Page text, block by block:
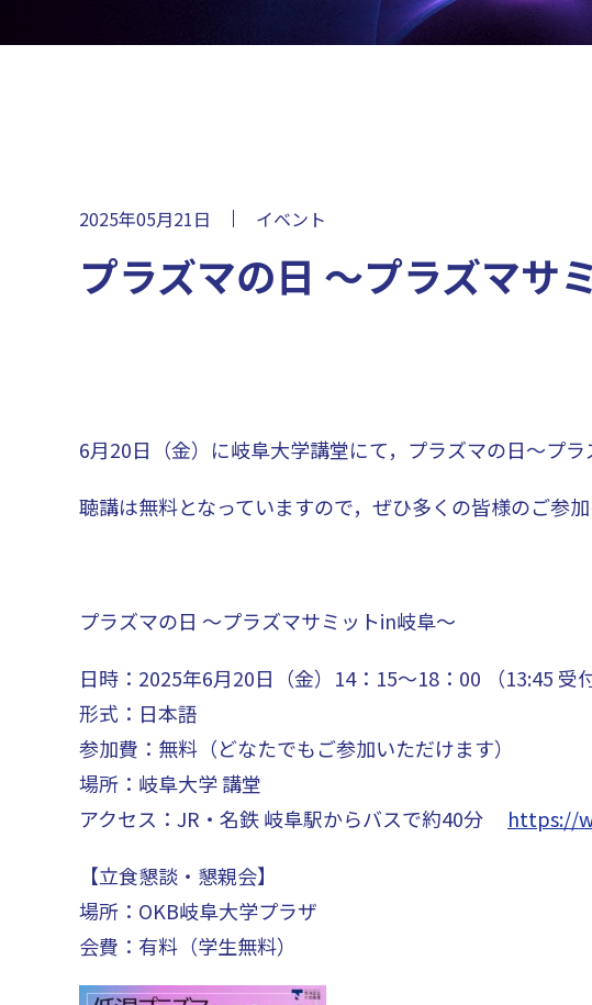
2025年05月21日 イベント
プラズマの日 ～プラズマサ
6月20日（金）に岐阜大学講堂にて，プラズマの日～プラ
聴講は無料となっていますので，ぜひ多くの皆様のご参加
プラズマの日 ～プラズマサミットin岐阜～
日時：2025年6月20日（金）14：15～18：00 （13:45 受
形式：日本語
参加費：無料（どなたでもご参加いただけます）
場所：岐阜大学 講堂
アクセス：JR・名鉄 岐阜駅からバスで約40分 https://
【立食懇談・懇親会】
場所：OKB岐阜大学プラザ
会費：有料（学生無料）